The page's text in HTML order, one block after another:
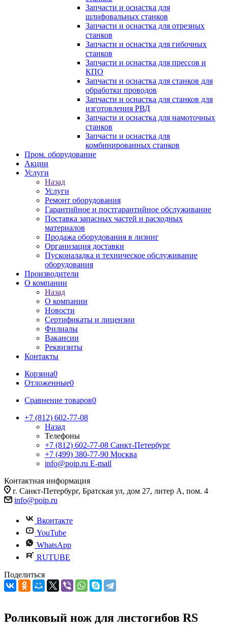
Запчасти и оснастка для
шлифовальных станков
Запчасти и оснастка для отрезных
станков
Запчасти и оснастка для гибочных
станков
Запчасти и оснастка для прессов и
КПО
Запчасти и оснастка для станков для
обработки проводов
Запчасти и оснастка для станков для
изготовления РВД
Запчасти и оснастка для намоточных
станков
Запчасти и оснастка для
комбинированных станков
Пром. оборудование
Акции
Услуги
Назад
Услуги
Ремонт оборудования
Гарантийное и постгарантийное обслуживание
Поставка запасных частей и расходных
материалов
Продажа оборудования в лизинг
Организация доставки
Пусконаладка и техническое обслуживание
оборудования
Производители
О компании
Назад
О компании
Новости
Сертификаты и лицензии
Филиалы
Вакансии
Реквизиты
Контакты
Корзина0
Отложенные0
Сравнение товаров0
+7 (812) 602-77-08
Назад
Телефоны
+7 (812) 602-77-08 Санкт-Петербург
+7 (499) 380-77-90 Москва
info@poip.ru E-mail
Контактная информация
г. Санкт-Петербург, Братская ул, дом 27, литер А, пом. 4
info@poip.ru
Вконтакте
YouTube
WhatsApp
RUTUBE
Поделиться
Роликовый нож для листогибов RS